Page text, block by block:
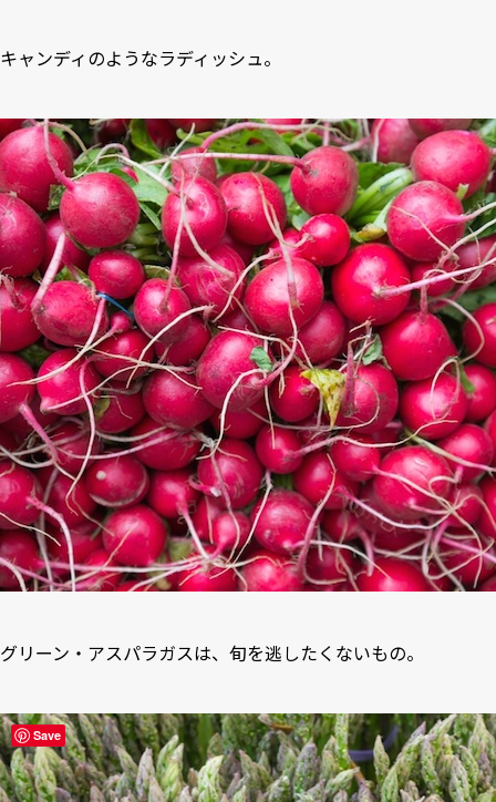
キャンディのようなラディッシュ。
グリーン・アスパラガスは、旬を逃したくないもの。
Save